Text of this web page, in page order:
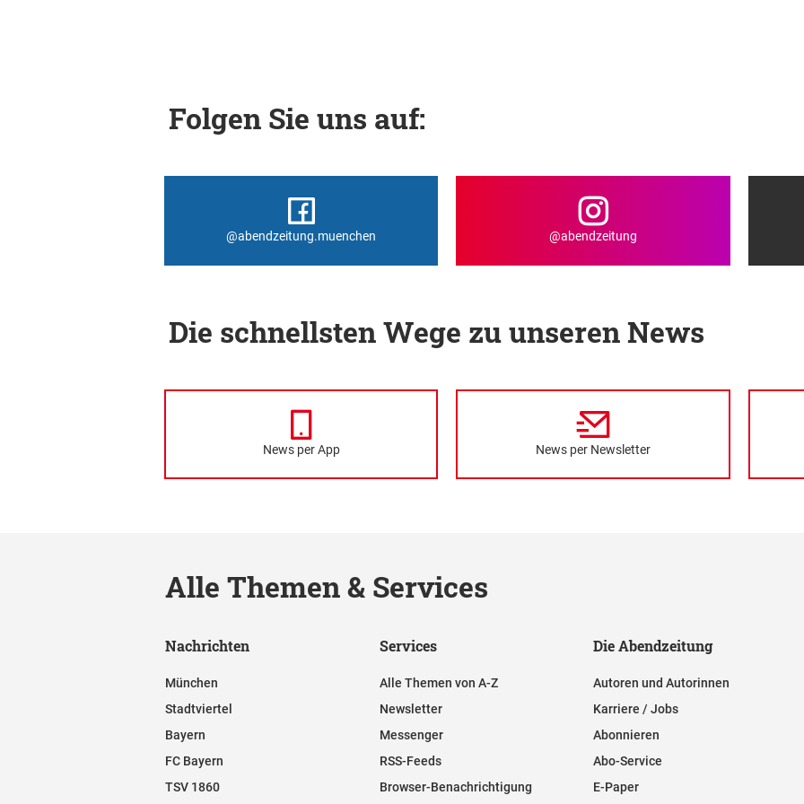
Folgen Sie uns auf:
@abendzeitung.muenchen @abendzeitung
Die schnellsten Wege zu unseren News
News per App News per Newsletter
Alle Themen & Services
Nachrichten
München
Stadtviertel
Bayern
FC Bayern
TSV 1860
Services
Alle Themen von A-Z
Newsletter
Messenger
RSS-Feeds
Browser-Benachrichtigung
Die Abendzeitung
Autoren und Autorinnen
Karriere / Jobs
Abonnieren
Abo-Service
E-Paper